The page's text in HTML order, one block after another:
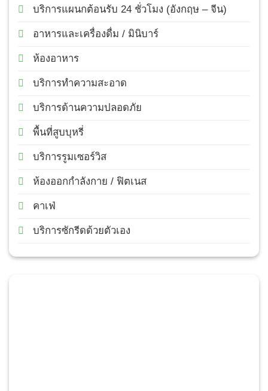
บริการแผนกต้อนรับ 24 ชั่วโมง (อังกฤษ – จีน)
อาหารและเครื่องดื่ม / มินิบาร์
ห้องอาหาร
บริการทำความสะอาด
บริการด้านความปลอดภัย
พื้นที่สูบบุหรี่
บริการรูมเซอร์วิส
ห้องออกกำลังกาย / ฟิตเนส
คาเฟ่
บริการซักรีดด้วยตัวเอง